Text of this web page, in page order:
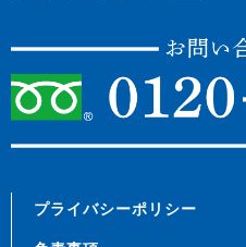
プライバシーポリシー